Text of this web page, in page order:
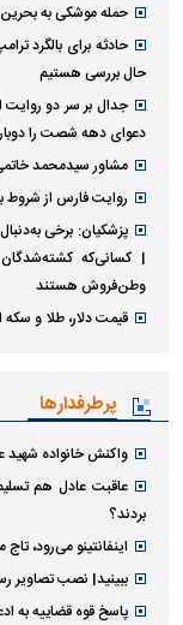
حمله موشکی به بحرین
حادثه برای بالگرد
حال بررسی هستیم
جدال بر سر دو روایت
دعوای دهه شصت را
مشاور سیدمحمد
روایت فارس از شروط
پزشکیان: برخی
وطن‌فروش هستند
قیمت دلار، طلا و سکه امروز ۱۵
پرطرفدارها
واکنش خانواده شهید
عاقبت عادل هم
بردند؟
اینفانتینو می‌رود،
ببینید| نصب تصاویر
پاسخ قوه قضاییه به